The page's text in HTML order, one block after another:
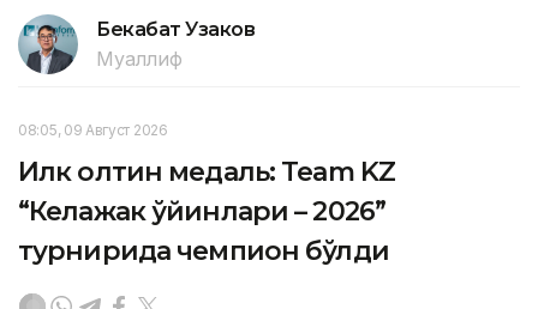
Бекабат Узаков
Муаллиф
08:05, 09 Август 2026
Илк олтин медаль: Team KZ
“Келажак ўйинлари – 2026”
турнирида чемпион бўлди